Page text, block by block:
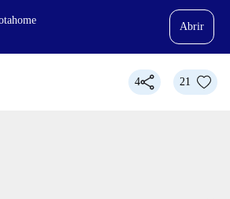
Abrir
4 21